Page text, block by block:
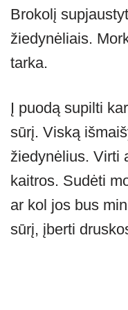
Brokolį
žiedynėliais.
tarka.
Į puodą supilti
sūrį. Viską
žiedynėlius. Virti
kaitros. Sudėti
ar kol jos bus
sūrį, įberti